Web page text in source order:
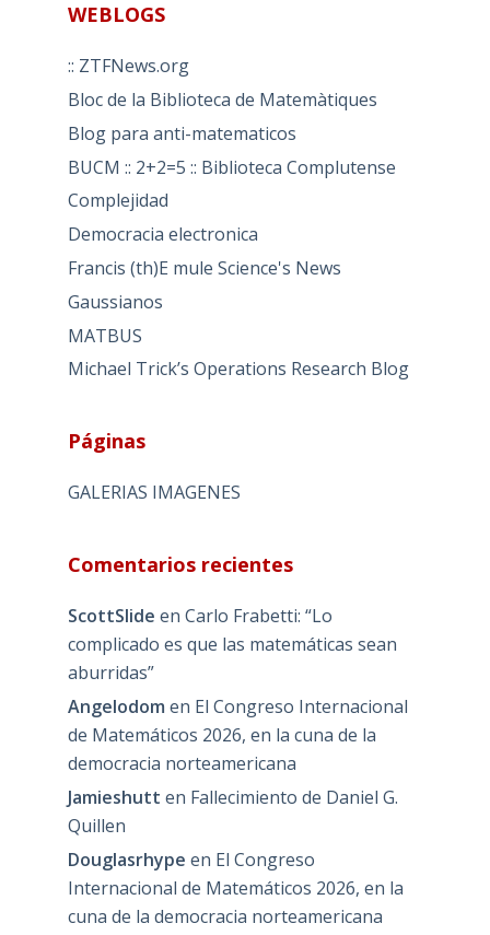
WEBLOGS
:: ZTFNews.org
Bloc de la Biblioteca de Matemàtiques
Blog para anti-matematicos
BUCM :: 2+2=5 :: Biblioteca Complutense
Complejidad
Democracia electronica
Francis (th)E mule Science's News
Gaussianos
MATBUS
Michael Trick’s Operations Research Blog
Páginas
GALERIAS IMAGENES
Comentarios recientes
ScottSlide en Carlo Frabetti: “Lo
complicado es que las matemáticas sean
aburridas”
Angelodom en El Congreso Internacional
de Matemáticos 2026, en la cuna de la
democracia norteamericana
Jamieshutt en Fallecimiento de Daniel G.
Quillen
Douglasrhype en El Congreso
Internacional de Matemáticos 2026, en la
cuna de la democracia norteamericana